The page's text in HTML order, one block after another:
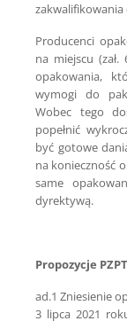
Producenci
na miejscu
opakowania,
wymogi do
Wobec tego
popełnić
być gotowe
na konieczność
same
dyrektywą.
Propozycje
ad.1 Zniesienie
3 lipca 2021